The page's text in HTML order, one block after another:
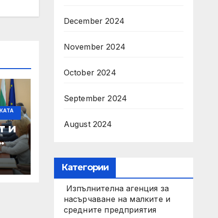
и
December 2024
November 2024
October 2024
September 2024
August 2024
Категории
Изпълнителна агенция за
насърчаване на малките и
средните предприятия